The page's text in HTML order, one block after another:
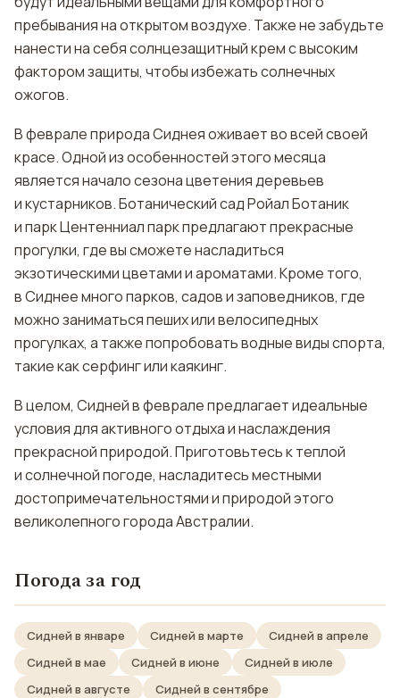
пребывания на открытом воздухе. Также не забудьте
нанести на себя солнцезащитный крем с высоким
фактором защиты, чтобы избежать солнечных
ожогов.
В феврале природа Сиднея оживает во всей своей
красе. Одной из особенностей этого месяца
является начало сезона цветения деревьев
и кустарников. Ботанический сад Ройал Ботаник
и парк Центенниал парк предлагают прекрасные
прогулки, где вы сможете насладиться
экзотическими цветами и ароматами. Кроме того,
в Сиднее много парков, садов и заповедников, где
можно заниматься пеших или велосипедных
прогулках, а также попробовать водные виды спорта,
такие как серфинг или каякинг.
В целом, Сидней в феврале предлагает идеальные
условия для активного отдыха и наслаждения
прекрасной природой. Приготовьтесь к теплой
и солнечной погоде, насладитесь местными
достопримечательностями и природой этого
великолепного города Австралии.
Погода за год
Сидней в январе Сидней в марте
Сидней в апреле
Сидней в мае
Сидней в июне
Сидней в июле
Сидней в августе
Сидней в сентябре